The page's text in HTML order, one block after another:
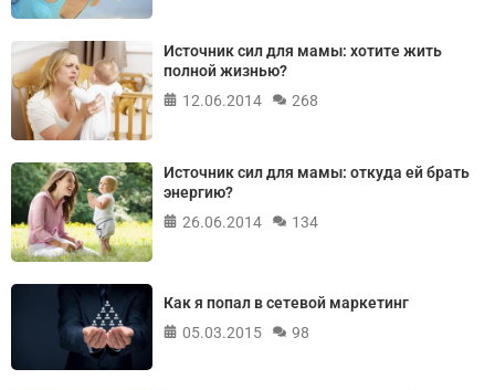
Источник сил для мамы: хотите жить
полной жизнью?
12.06.2014
268
Источник сил для мамы: откуда ей брать
энергию?
26.06.2014
134
Как я попал в сетевой маркетинг
05.03.2015
98